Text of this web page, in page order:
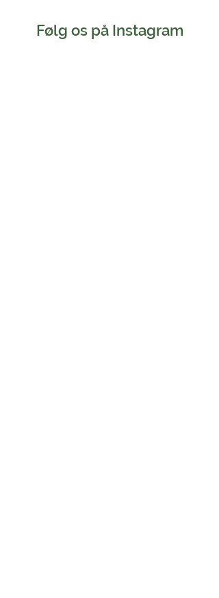
Følg os på Instagram